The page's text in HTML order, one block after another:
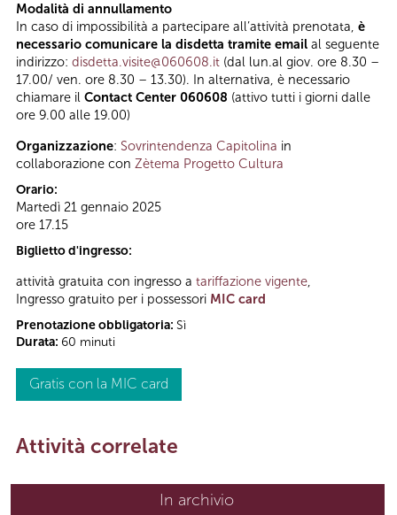
Modalità di annullamento
In caso di impossibilità a partecipare all’attività prenotata, è
necessario comunicare la disdetta tramite email al seguente
indirizzo: disdetta.visite@060608.it (dal lun.al giov. ore 8.30 –
17.00/ ven. ore 8.30 – 13.30). In alternativa, è necessario
chiamare il Contact Center 060608 (attivo tutti i giorni dalle
ore 9.00 alle 19.00)
Organizzazione: Sovrintendenza Capitolina in
collaborazione con Zètema Progetto Cultura
Orario:
Martedì 21 gennaio 2025
ore 17.15
Biglietto d'ingresso:
attività gratuita con ingresso a tariffazione vigente
Ingresso gratuito per i possessori MIC card
Prenotazione obbligatoria: Sì
Durata: 60 minuti
Gratis con la MIC card
Attività correlate
In archivio